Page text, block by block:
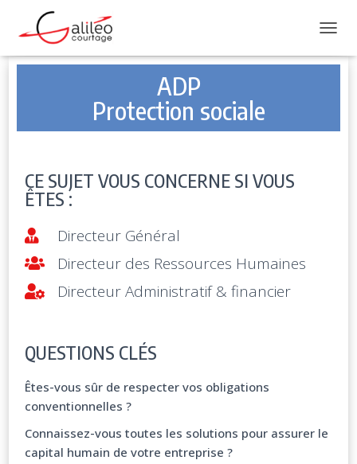
ADP
Protection sociale
CE SUJET VOUS CONCERNE SI VOUS
ÊTES :
Directeur Général
Directeur des Ressources Humaines
Directeur Administratif & financier
QUESTIONS CLÉS
Êtes-vous sûr de respecter vos obligations
conventionnelles ?
Connaissez-vous toutes les solutions pour assurer le
capital humain de votre entreprise ?